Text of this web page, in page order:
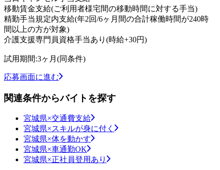
移動賃金支給(ご利用者様宅間の移動時間に対する手当)
精勤手当規定内支給(年2回/6ヶ月間の合計稼働時間が240時
間以上の方が対象)
介護支援専門員資格手当あり(時給+30円)
試用期間:3ヶ月(同条件)
応募画面に進む
関連条件からバイトを探す
宮城県×交通費支給
宮城県×スキルが身に付く
宮城県×体を動かす
宮城県×車通勤OK
宮城県×正社員登用あり